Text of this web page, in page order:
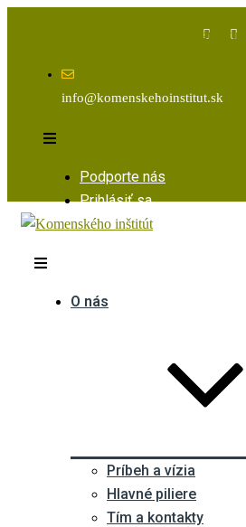
InstagramYoutube
info@komenskehoinstitut.sk
Podporte nás
Prihlásiť sa
O nás
Príbeh a vízia
Hlavné piliere
Tím a kontakty